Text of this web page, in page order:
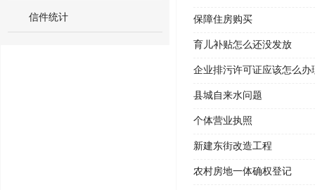
信件统计 保障住房购买
育儿补贴怎么还没发放
企业排污许可证应该怎么办
县城自来水问题
个体营业执照
新建东街改造工程
农村房地一体确权登记